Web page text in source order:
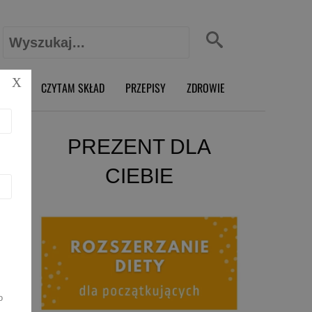
Szukaj:
RD CZYTAM SKŁAD PRZEPISY ZDROWIE
PREZENT DLA
CIEBIE
X